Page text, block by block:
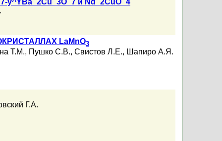
y^YBa_2Cu_3O_7 и Nd_2CuO_4
LaMnO3
Т.М., Пушко С.В., Свистов Л.Е., Шапиро А.Я.
Г.А.